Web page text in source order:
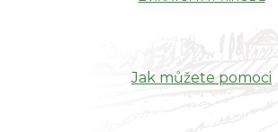
Jak můžete pomoci